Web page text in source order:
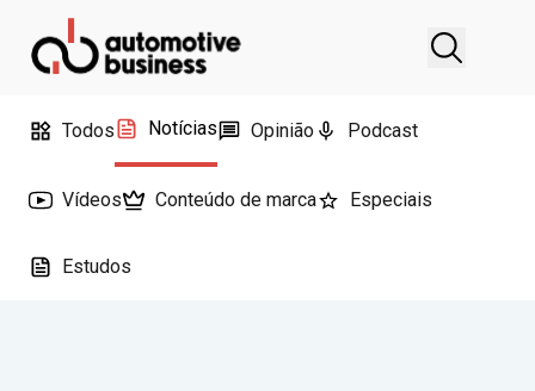
Todos Notícias Opinião Podcast
Vídeos Conteúdo de marca Especiais
Estudos